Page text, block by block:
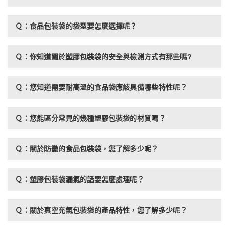
Ｑ：食品包裝袋的袋型要怎麼選擇呢？
Ｑ：你知道關於塑膠包裝袋的安全與檢測方式有那些嗎?
Ｑ：您知道需要耐高溫的食品袋應該具備哪些特性呢？
Ｑ：您能區分常見的幾種塑膠包裝袋的材質嗎？
Ｑ：關於防黴的食品包裝袋，您了解多少呢？
Ｑ：塑膠包裝袋漏氣的話要怎麼處理呢？
Ｑ：關於真空充氣包裝袋的產品特性，您了解多少呢？